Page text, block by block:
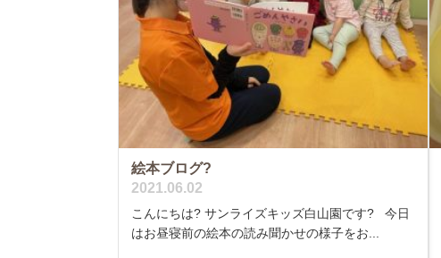
絵本ブログ?
2021.06.02
こんにちは? サンライズキッズ白山園です? 今日
はお昼寝前の絵本の読み聞かせの様子をお...